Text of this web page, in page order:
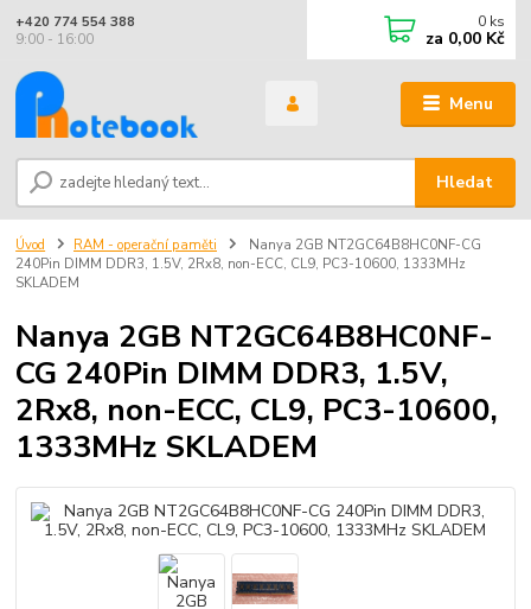
Menu
Hledat
+420 774 554 388
9:00 - 16:00
0 ks
za 0,00 Kč
Úvod RAM - operační paměti
Nanya 2GB NT2GC64B8HC0NF-CG
240Pin DIMM DDR3, 1.5V, 2Rx8, non-ECC, CL9, PC3-10600, 1333MHz
SKLADEM
Nanya 2GB NT2GC64B8HC0NF-
CG 240Pin DIMM DDR3, 1.5V,
2Rx8, non-ECC, CL9, PC3-10600,
1333MHz SKLADEM